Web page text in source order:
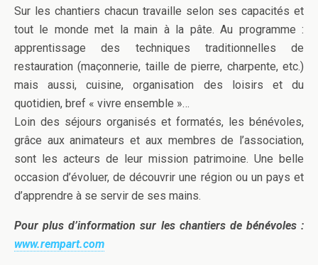
Sur les chantiers chacun travaille selon ses capacités et
tout le monde met la main à la pâte. Au programme :
apprentissage des techniques traditionnelles de
restauration (maçonnerie, taille de pierre, charpente, etc.)
mais aussi, cuisine, organisation des loisirs et du
quotidien, bref « vivre ensemble »…
Loin des séjours organisés et formatés, les bénévoles,
grâce aux animateurs et aux membres de l’association,
sont les acteurs de leur mission patrimoine. Une belle
occasion d’évoluer, de découvrir une région ou un pays et
d’apprendre à se servir de ses mains.
Pour plus d’information sur les chantiers de bénévoles :
www.rempart.com